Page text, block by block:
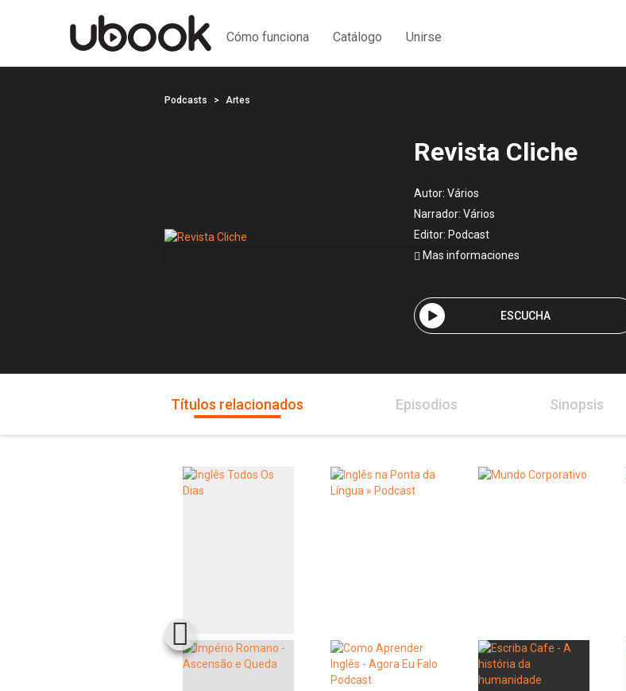
Cómo funciona Catálogo Unirse
Podcasts Artes
Revista Cliche
Autor: Vários
Narrador: Vários
Editor: Podcast
Mas informaciones
ESCUCHA
Títulos relacionados Episodios Sinopsis